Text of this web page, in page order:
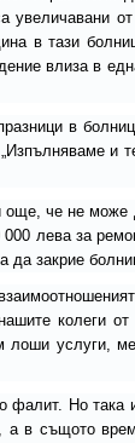
увеличавани
в тази
влиза в
в
и
че не може
лева за
да закрие
колеги
услуги,
Но така
а в същото